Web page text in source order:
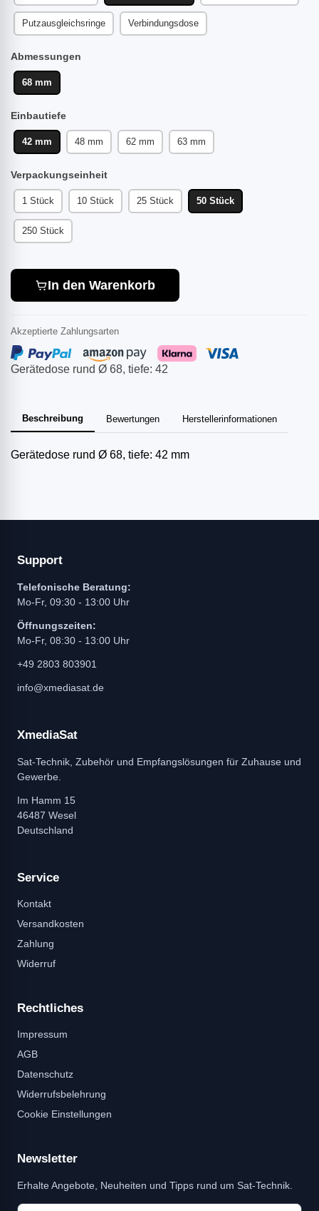
Gerätedose rund Ø 68, tiefe: 42
Beschreibung Bewertungen Herstellerinformationen
Gerätedose rund Ø 68, tiefe: 42 mm
Putzausgleichsringe Verbindungsdose
Abmessungen
68 mm
Einbautiefe
42 mm 48 mm 62 mm 63 mm
Verpackungseinheit
1 Stück 10 Stück 25 Stück 50 Stück
250 Stück
In den Warenkorb
Akzeptierte Zahlungsarten
Support
Telefonische Beratung:
Mo-Fr, 09:30 - 13:00 Uhr
Öffnungszeiten:
Mo-Fr, 08:30 - 13:00 Uhr
+49 2803 803901
info@xmediasat.de
XmediaSat
Sat-Technik, Zubehör und Empfangslösungen für Zuhause und
Gewerbe.
Im Hamm 15
46487 Wesel
Deutschland
Service
Kontakt
Versandkosten
Zahlung
Widerruf
Rechtliches
Impressum
AGB
Datenschutz
Widerrufsbelehrung
Cookie Einstellungen
Newsletter
Erhalte Angebote, Neuheiten und Tipps rund um Sat-Technik.